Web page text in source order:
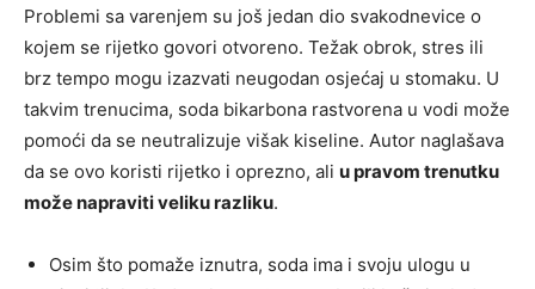
Problemi sa varenjem su još jedan dio svakodnevice o
kojem se rijetko govori otvoreno. Težak obrok, stres ili
brz tempo mogu izazvati neugodan osjećaj u stomaku. U
takvim trenucima, soda bikarbona rastvorena u vodi može
pomoći da se neutralizuje višak kiseline. Autor naglašava
da se ovo koristi rijetko i oprezno, ali u pravom trenutku
može napraviti veliku razliku.
Osim što pomaže iznutra, soda ima i svoju ulogu u